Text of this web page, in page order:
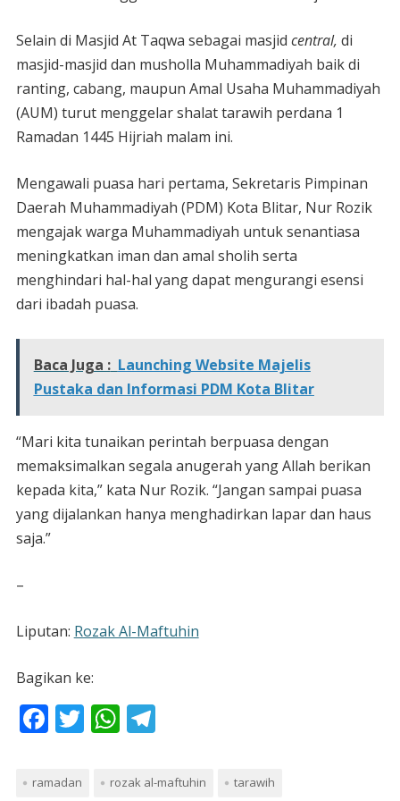
Selain di Masjid At Taqwa sebagai masjid central, di
masjid-masjid dan musholla Muhammadiyah baik di
ranting, cabang, maupun Amal Usaha Muhammadiyah
(AUM) turut menggelar shalat tarawih perdana 1
Ramadan 1445 Hijriah malam ini.
Mengawali puasa hari pertama, Sekretaris Pimpinan
Daerah Muhammadiyah (PDM) Kota Blitar, Nur Rozik
mengajak warga Muhammadiyah untuk senantiasa
meningkatkan iman dan amal sholih serta
menghindari hal-hal yang dapat mengurangi esensi
dari ibadah puasa.
Baca Juga : Launching Website Majelis
Pustaka dan Informasi PDM Kota Blitar
“Mari kita tunaikan perintah berpuasa dengan
memaksimalkan segala anugerah yang Allah berikan
kepada kita,” kata Nur Rozik. “Jangan sampai puasa
yang dijalankan hanya menghadirkan lapar dan haus
saja.”
–
Liputan: Rozak Al-Maftuhin
Bagikan ke:
F
e
T
itt
W
at
T
e
ramadan rozak al-maftuhin tarawih